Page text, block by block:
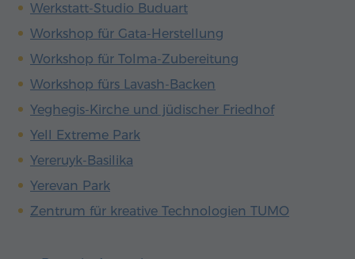
Werkstatt-Studio Buduart
Workshop für Gata-Herstellung
Workshop für Tolma-Zubereitung
Workshop fürs Lavash-Backen
Yeghegis-Kirche und jüdischer Friedhof
Yell Extreme Park
Yereruyk-Basilika
Yerevan Park
Zentrum für kreative Technologien TUMO